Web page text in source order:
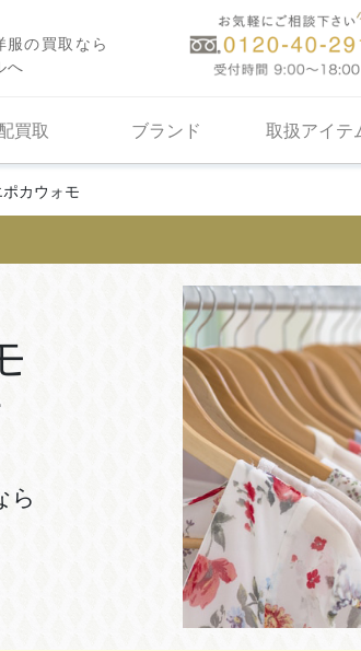
服の買取なら
へ
買取 ブランド 取扱アイテ
ポカウォモ
ら